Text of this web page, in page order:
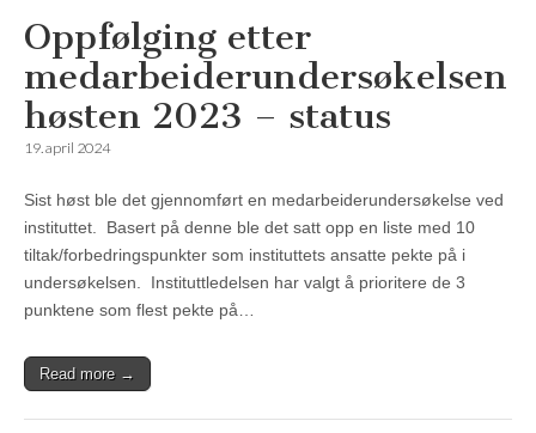
Oppfølging etter
medarbeiderundersøkelsen
høsten 2023 – status
19. april 2024
Sist høst ble det gjennomført en medarbeiderundersøkelse ved
instituttet. Basert på denne ble det satt opp en liste med 10
tiltak/forbedringspunkter som instituttets ansatte pekte på i
undersøkelsen. Instituttledelsen har valgt å prioritere de 3
punktene som flest pekte på…
Read more →